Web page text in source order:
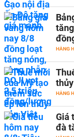
HÀNG
HÀNG
Giá
đà